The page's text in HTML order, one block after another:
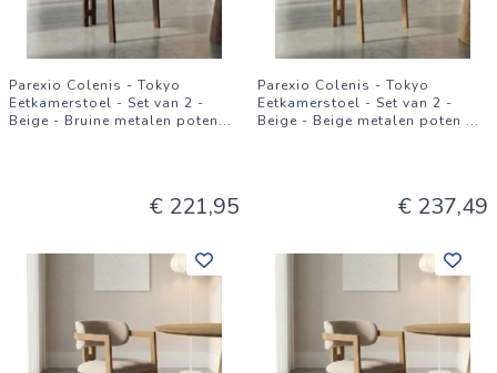
Parexio Colenis - Tokyo
Eetkamerstoel - Set van 2 -
Beige - Bruine metalen poten...
€ 221,95
Parexio Colenis - Tokyo
Eetkamerstoel - Set van 2 -
Beige - Beige metalen poten ...
€ 237,49